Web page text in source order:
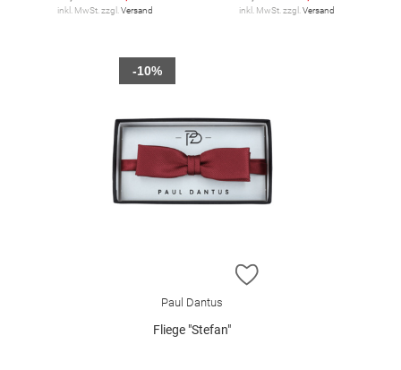
inkl. MwSt. zzgl. Versand inkl. MwSt. zzgl. Versand
ZUR WUNSCHLISTE
Paul Dantus
Fliege "Stefan"
-10%